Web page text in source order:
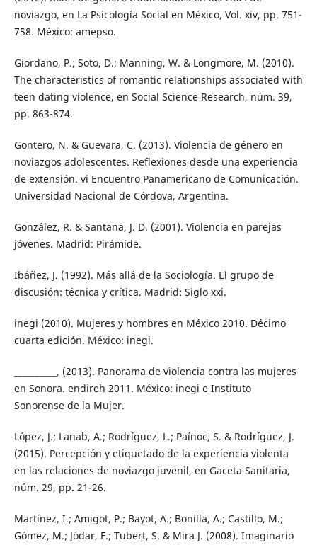
noviazgo, en La Psicología Social en México, Vol. xiv, pp. 751-
758. México: amepso.
Giordano, P.; Soto, D.; Manning, W. & Longmore, M. (2010).
The characteristics of romantic relationships associated with
teen dating violence, en Social Science Research, núm. 39,
pp. 863-874.
Gontero, N. & Guevara, C. (2013). Violencia de género en
noviazgos adolescentes. Reflexiones desde una experiencia
de extensión. vi Encuentro Panamericano de Comunicación.
Universidad Nacional de Córdova, Argentina.
González, R. & Santana, J. D. (2001). Violencia en parejas
jóvenes. Madrid: Pirámide.
Ibáñez, J. (1992). Más allá de la Sociología. El grupo de
discusión: técnica y crítica. Madrid: Siglo xxi.
inegi (2010). Mujeres y hombres en México 2010. Décimo
cuarta edición. México: inegi.
__________, (2013). Panorama de violencia contra las mujeres
en Sonora. endireh 2011. México: inegi e Instituto
Sonorense de la Mujer.
López, J.; Lanab, A.; Rodríguez, L.; Paínoc, S. & Rodríguez, J.
(2015). Percepción y etiquetado de la experiencia violenta
en las relaciones de noviazgo juvenil, en Gaceta Sanitaria,
núm. 29, pp. 21-26.
Martínez, I.; Amigot, P.; Bayot, A.; Bonilla, A.; Castillo, M.;
Gómez, M.; Jódar, F.; Tubert, S. & Mira J. (2008). Imaginario